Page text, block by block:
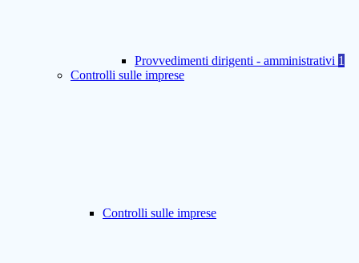
Provvedimenti dirigenti - amministrativi 1
Controlli sulle imprese
Controlli sulle imprese